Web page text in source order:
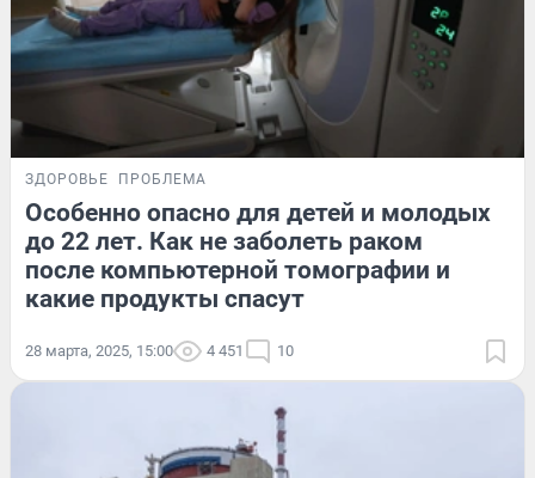
ЗДОРОВЬЕ ПРОБЛЕМА
Особенно опасно для детей и молодых
до 22 лет. Как не заболеть раком
после компьютерной томографии и
какие продукты спасут
28 марта, 2025, 15:00 4 451 10